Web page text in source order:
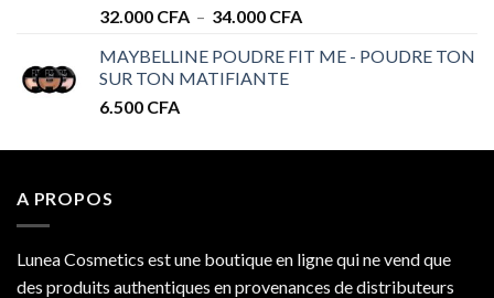
32.000 CFA – 34.000 CFAPlage
prix :
MAYBELLINE POUDRE FIT ME - POUDRE TON
SUR TON MATIFIANTE
6.500 CFA
A PROPOS
Lunea Cosmetics est une boutique en ligne qui ne vend que
des produits authentiques en provenances de distributeurs